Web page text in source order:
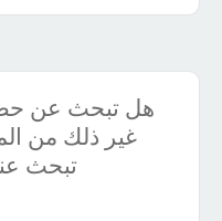
هل تبحث عن
غير ذلك من
تبحث